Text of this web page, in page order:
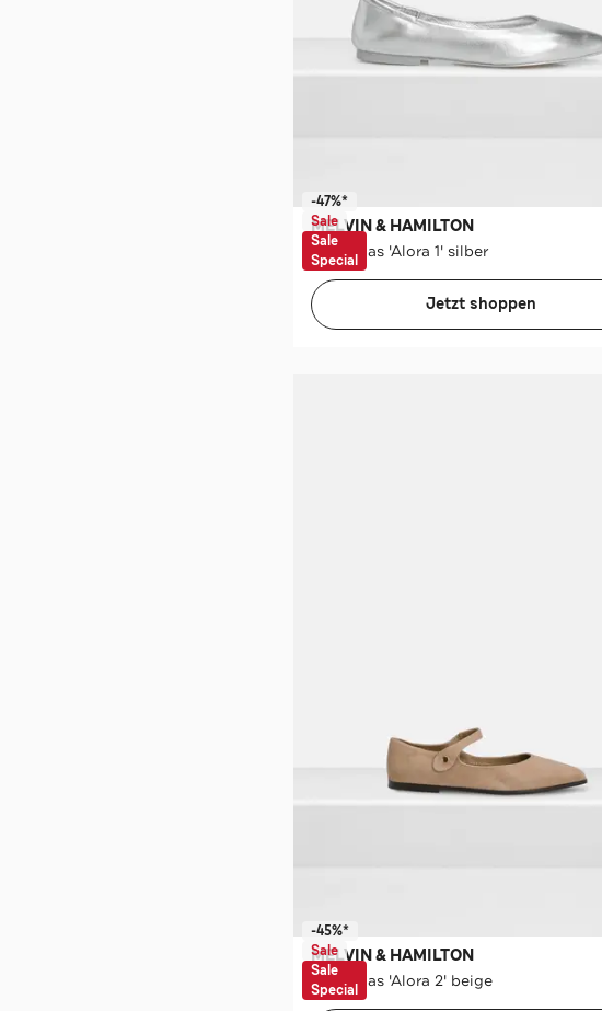
MELVIN & HAMILTON
Ballerinas 'Alora 1' silber
-47%*
Sale
Sale
Special
Jetzt shoppen
MELVIN & HAMILTON
Ballerinas 'Alora 2' beige
-45%*
Sale
Sale
Special